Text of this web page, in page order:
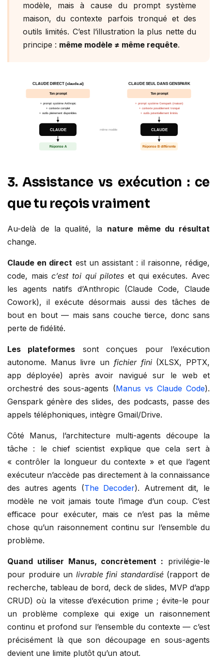
modèle, mais à cause du prompt système
maison, du contexte parfois tronqué et des
outils limités. C’est l’illustration la plus nette du
principe : même modèle ≠ même requête.
3. Assistance vs exécution : ce
que tu reçois vraiment
Au-delà de la qualité, la nature même du résultat
change.
Claude en direct est un assistant : il raisonne, rédige,
code, maisc’est toi qui pilotes et qui exécutes. Avec
les agents natifs d’Anthropic (Claude Code, Claude
Cowork), il exécute désormais aussi des tâches de
bout en bout — mais sans couche tierce, donc sans
perte de fidélité.
Les plateformes sont conçues pour l’exécution
autonome. Manus livre un fichier fini(XLSX, PPTX,
app déployée) après avoir navigué sur le web et
orchestré des sous-agents (Manus vs Claude Code).
Genspark génère des slides, des podcasts, passe des
appels téléphoniques, intègre Gmail/Drive.
Côté Manus, l’architecture multi-agents découpe la
tâche : le chief scientist explique que cela sert à
« contrôler la longueur du contexte » et que l’agent
exécuteur n’accède pas directement à la connaissance
des autres agents (The Decoder). Autrement dit, le
modèle ne voit jamais toute l’image d’un coup. C’est
efficace pour exécuter, mais ce n’est pas la même
chose qu’un raisonnement continu sur l’ensemble du
problème.
Quand utiliser Manus, concrètement : privilégie-le
pour produire un livrable fini standardisé(rapport de
recherche, tableau de bord, deck de slides, MVP d’app
CRUD) où la vitesse d’exécution prime ; évite-le pour
un problème complexe qui exige un raisonnement
continu et profond sur l’ensemble du contexte — c’est
précisément là que son découpage en sous-agents
devient une limite plutôt qu’un atout.